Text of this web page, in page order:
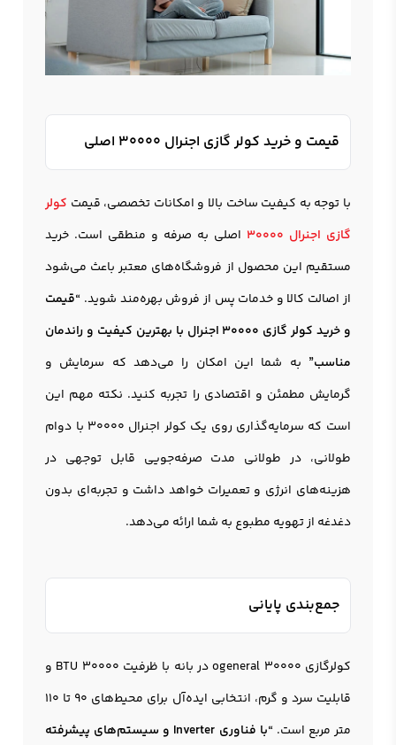
قیمت و خرید کولر گازی اجنرال ۳۰۰۰۰ اصلی
با توجه به کیفیت ساخت بالا و امکانات تخصصی، قیمت کولر
گازی اجنرال ۳۰۰۰۰
اصلی به صرفه و منطقی است. خرید
مستقیم این محصول از فروشگاه‌های معتبر باعث می‌شود
از اصالت کالا و خدمات پس از فروش بهره‌مند شوید. “قیمت
و خرید کولر گازی 30000 اجنرال
با بهترین کیفیت و راندمان
مناسب” به شما این امکان را می‌دهد که سرمایش و
گرمایش مطمئن و اقتصادی را تجربه کنید. نکته مهم این
است که سرمایه‌گذاری روی یک کولر اجنرال ۳۰۰۰۰ با دوام
طولانی، در طولانی مدت صرفه‌جویی قابل توجهی در
هزینه‌های انرژی و تعمیرات خواهد داشت و تجربه‌ای بدون
دغدغه از تهویه مطبوع به شما ارائه می‌دهد.
جمع‌بندی پایانی
کولرگازی ogeneral ۳۰۰۰۰ در بانه با ظرفیت 30000 BTU و
قابلیت سرد و گرم، انتخابی ایده‌آل برای محیط‌های 90 تا 110
متر مربع است.
“با فناوری Inverter و سیستم‌های پیشرفته